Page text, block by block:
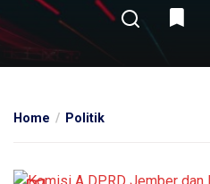
Home Politik